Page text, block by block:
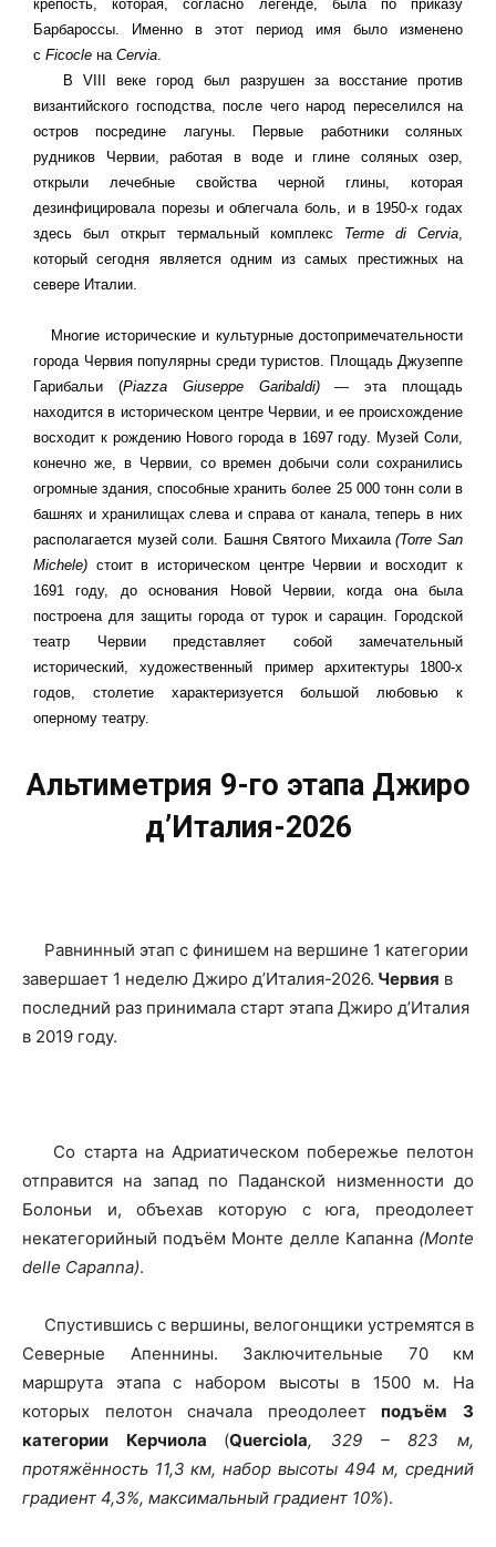
крепость, которая, согласно легенде, была по приказу
Барбароссы. Именно в этот период имя было изменено
с Ficocle на Cervia.
В VIII веке город был разрушен за восстание против
византийского господства, после чего народ переселился на
остров посредине лагуны. Первые работники соляных
рудников Червии, работая в воде и глине соляных озер,
открыли лечебные свойства черной глины, которая
дезинфицировала порезы и облегчала боль, и в 1950-х годах
здесь был открыт термальный комплекс Terme di Cervia,
который сегодня является одним из самых престижных на
севере Италии.
Многие исторические и культурные достопримечательности
города Червия популярны среди туристов. Площадь Джузеппе
Гарибальи (Piazza Giuseppe Garibaldi)— эта площадь
находится в историческом центре Червии, и ее происхождение
восходит к рождению Нового города в 1697 году. Музей Соли,
конечно же, в Червии, со времен добычи соли сохранились
огромные здания, способные хранить более 25 000 тонн соли в
башнях и хранилищах слева и справа от канала, теперь в них
располагается музей соли. Башня Святого Михаила(Torre San
Michele) стоит в историческом центре Червии и восходит к
1691 году, до основания Новой Червии, когда она была
построена для защиты города от турок и сарацин. Городской
театр Червии представляет собой замечательный
исторический, художественный пример архитектуры 1800-х
годов, столетие характеризуется большой любовью к
оперному театру.
Альтиметрия 9-го этапа Джиро
д’Италия-2026
Равнинный этап с финишем на вершине 1 категории
завершает 1 неделю Джиро д’Италия-2026. Червия в
последний раз принимала старт этапа Джиро д’Италия
в 2019 году.
Со старта на Адриатическом побережье пелотон
отправится на запад по Паданской низменности до
Болоньи и, объехав которую с юга, преодолеет
некатегорийный подъём Монте делле Капанна (Monte
delle Capanna).
Спустившись с вершины, велогонщики устремятся в
Северные Апеннины. Заключительные 70 км
маршрута этапа с набором высоты в 1500 м. На
которых пелотон сначала преодолеетподъём
3
категории Керчиола (Querciola, 329 – 823 м,
протяжённость 11,3 км, набор высоты 494 м, средний
градиент 4,3%, максимальный градиент 10%).